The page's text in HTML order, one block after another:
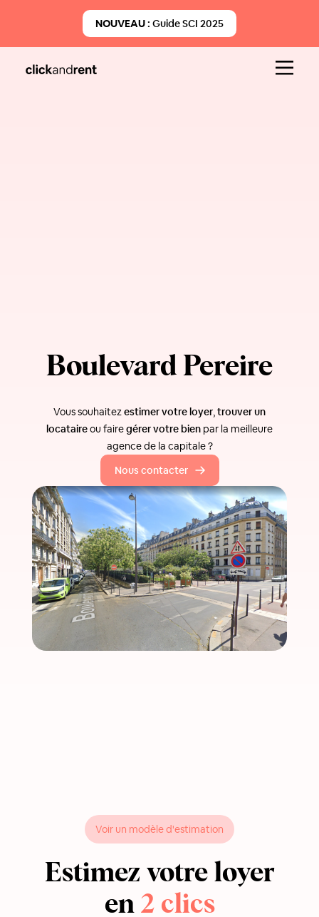
NOUVEAU : Guide SCI 2025
Boulevard Pereire
Vous souhaitezestimer votre loyer,trouver un
locataireou fairegérer votre bien par la meilleure
agence de la capitale ?
Nous contacter
Voir un modèle d'estimation
Estimez votre loyer
en 2 clics